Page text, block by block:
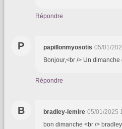
Répondre
P papillonmyosotis 05/01/
Bonjour,<br /> Un
Répondre
B bradley-lemire 05/01/2025
bon dimanche <br />